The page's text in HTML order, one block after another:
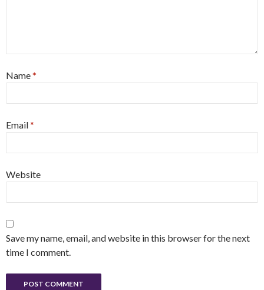
Name*
Email*
Website
Save my name, email, and website in this browser for the next
time I comment.